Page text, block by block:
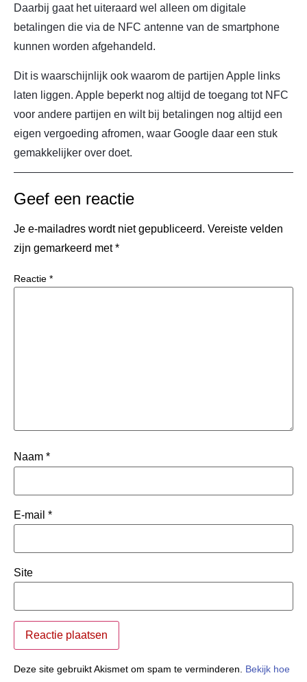
Daarbij gaat het uiteraard wel alleen om digitale
betalingen die via de NFC antenne van de smartphone
kunnen worden afgehandeld.
Dit is waarschijnlijk ook waarom de partijen Apple links
laten liggen. Apple beperkt nog altijd de toegang tot NFC
voor andere partijen en wilt bij betalingen nog altijd een
eigen vergoeding afromen, waar Google daar een stuk
gemakkelijker over doet.
Geef een reactie
Je e-mailadres wordt niet gepubliceerd. Vereiste velden
zijn gemarkeerd met*
Reactie *
Naam *
E-mail *
Site
Deze site gebruikt Akismet om spam te verminderen. Bekijk hoe